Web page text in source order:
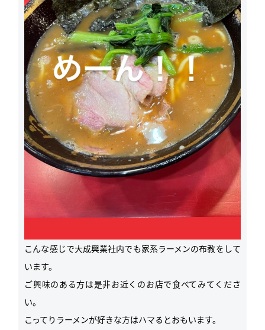
こんな感じで大成興業社内でも家系ラーメンの布教をして
います。
ご興味のある方は是非お近くのお店で食べてみてくださ
い。
こってりラーメンが好きな方はハマるとおもいます。